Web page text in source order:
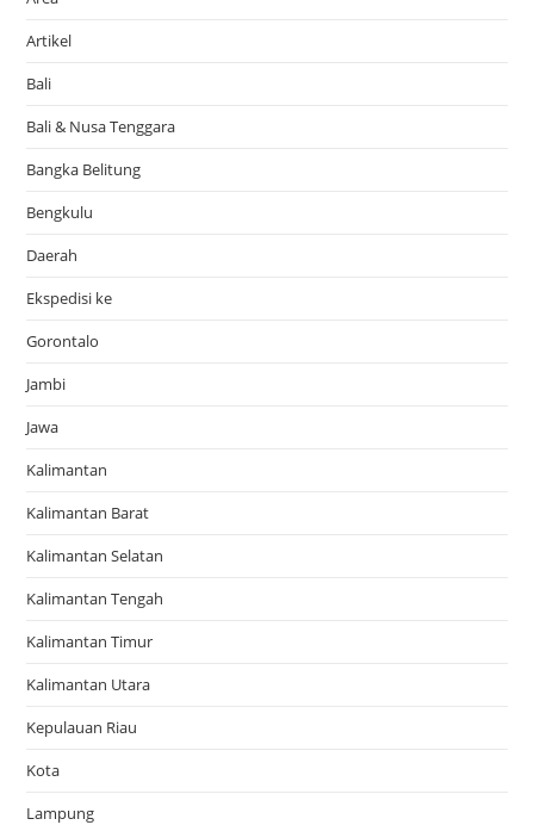
Artikel
Bali
Bali & Nusa Tenggara
Bangka Belitung
Bengkulu
Daerah
Ekspedisi ke
Gorontalo
Jambi
Jawa
Kalimantan
Kalimantan Barat
Kalimantan Selatan
Kalimantan Tengah
Kalimantan Timur
Kalimantan Utara
Kepulauan Riau
Kota
Lampung